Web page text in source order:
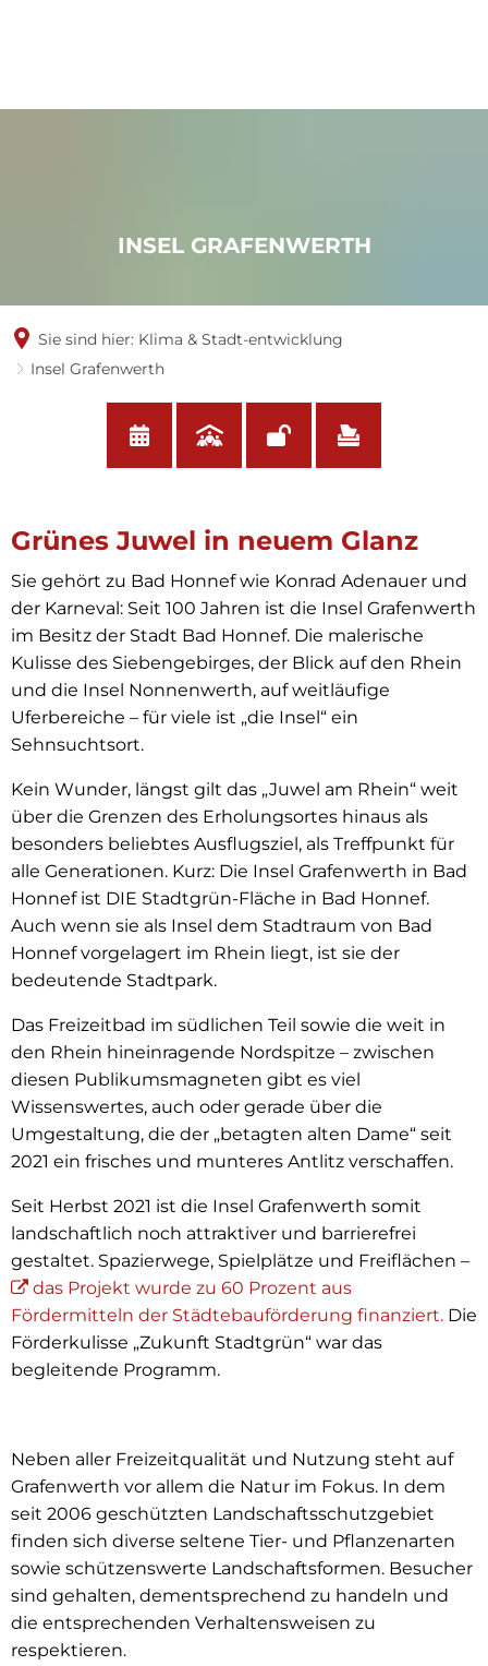
INSEL GRAFENWERTH
Sie sind hier: Klima & Stadt-entwicklung
Insel Grafenwerth
Insel
Grafenwerth
Grünes Juwel in neuem Glanz
Sie gehört zu Bad Honnef wie Konrad Adenauer und
der Karneval: Seit 100 Jahren ist die Insel Grafenwerth
im Besitz der Stadt Bad Honnef. Die malerische
Kulisse des Siebengebirges, der Blick auf den Rhein
und die Insel Nonnenwerth, auf weitläufige
Uferbereiche – für viele ist „die Insel“ ein
Sehnsuchtsort.
Kein Wunder, längst gilt das „Juwel am Rhein“ weit
über die Grenzen des Erholungsortes hinaus als
besonders beliebtes Ausflugsziel, als Treffpunkt für
alle Generationen. Kurz: Die Insel Grafenwerth in Bad
Honnef ist DIE Stadtgrün-Fläche in Bad Honnef.
Auch wenn sie als Insel dem Stadtraum von Bad
Honnef vorgelagert im Rhein liegt, ist sie der
bedeutende Stadtpark.
Das Freizeitbad im südlichen Teil sowie die weit in
den Rhein hineinragende Nordspitze – zwischen
diesen Publikumsmagneten gibt es viel
Wissenswertes, auch oder gerade über die
Umgestaltung, die der „betagten alten Dame“ seit
2021 ein frisches und munteres Antlitz verschaffen.
Seit Herbst 2021 ist die Insel Grafenwerth somit
landschaftlich noch attraktiver und barrierefrei
gestaltet. Spazierwege, Spielplätze und Freiflächen –
das Projekt wurde zu 60 Prozent aus
Fördermitteln der Städtebauförderung finanziert. Die
Förderkulisse „Zukunft Stadtgrün“ war das
begleitende Programm.
Neben aller Freizeitqualität und Nutzung steht auf
Grafenwerth vor allem die Natur im Fokus. In dem
seit 2006 geschützten Landschaftsschutzgebiet
finden sich diverse seltene Tier- und Pflanzenarten
sowie schützenswerte Landschaftsformen. Besucher
sind gehalten, dementsprechend zu handeln und
die entsprechenden Verhaltensweisen zu
respektieren.